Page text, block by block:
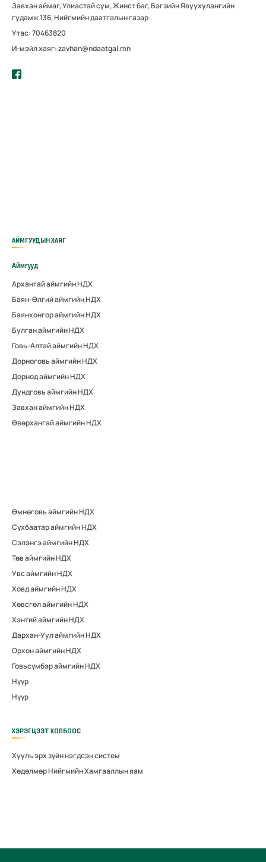
Завхан аймаг, Улиастай сум, Жинст баг, Бэгзийн Явуухулангийн
гудамж 136, Нийгмийн даатгалын газар
Утас: 70463820
И-мэйл хаяг: zavhan@ndaatgal.mn
АЙМГУУДЫН ХАЯГ
Аймгууд
Архангай аймгийн НДХ
Баян-Өлгий аймгийн НДХ
Баянхонгор аймгийн НДХ
Булган аймгийн НДХ
Говь-Алтай аймгийн НДХ
Дорноговь аймгийн НДХ
Дорнод аймгийн НДХ
Дундговь аймгийн НДХ
Завхан аймгийн НДХ
Өвөрхангай аймгийн НДХ
Өмнөговь аймгийн НДХ
Сүхбаатар аймгийн НДХ
Сэлэнгэ аймгийн НДХ
Төв аймгийн НДХ
Увс аймгийн НДХ
Ховд аймгийн НДХ
Хөвсгөл аймгийн НДХ
Хэнтий аймгийн НДХ
Дархан-Уул аймгийн НДХ
Орхон аймгийн НДХ
Говьсүмбэр аймгийн НДХ
Нүүр
Нүүр
ХЭРЭГЦЭЭТ ХОЛБООС
Хууль эрх зүйн нэгдсэн систем
Хөдөлмөр Нийгмийн Хамгааллын яам